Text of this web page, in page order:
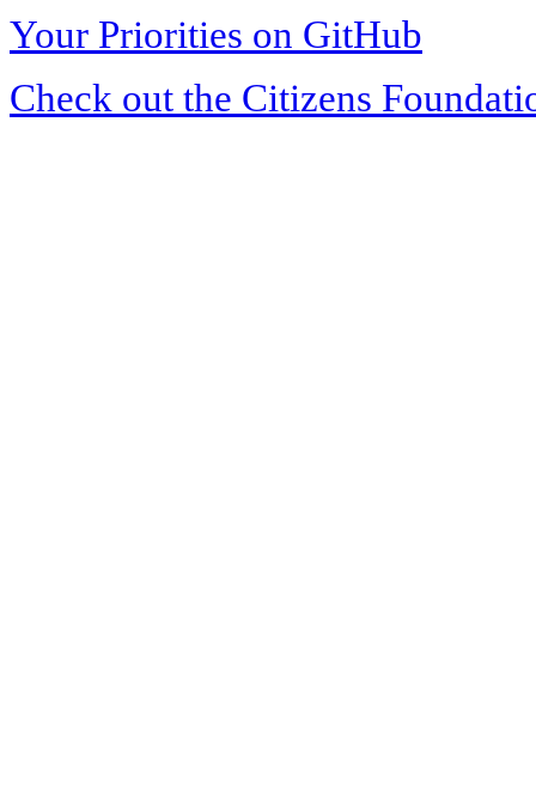
Your Priorities on GitHub
Check out the Citizens